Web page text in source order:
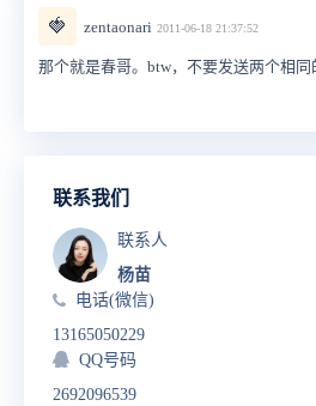
🍓 zentaonari 2011-06-18 21:37:52
那个就是春哥。btw，不要发送两个相同
联系我们
联系人
杨苗
电话(微信)
13165050229
QQ号码
2692096539